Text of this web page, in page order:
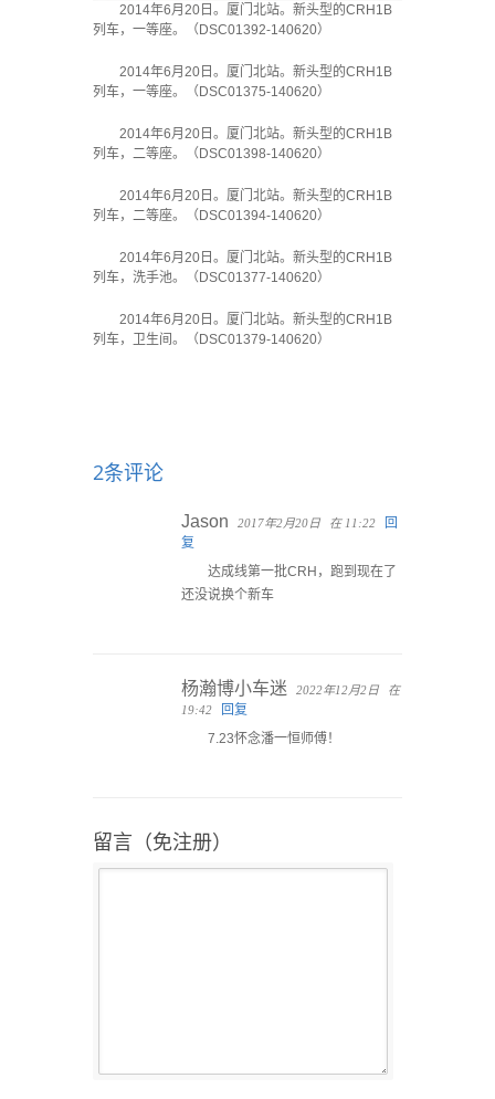
2014年6月20日。厦门北站。新头型的CRH1B
列车，一等座。（DSC01392-140620）
2014年6月20日。厦门北站。新头型的CRH1B
列车，一等座。（DSC01375-140620）
2014年6月20日。厦门北站。新头型的CRH1B
列车，二等座。（DSC01398-140620）
2014年6月20日。厦门北站。新头型的CRH1B
列车，二等座。（DSC01394-140620）
2014年6月20日。厦门北站。新头型的CRH1B
列车，洗手池。（DSC01377-140620）
2014年6月20日。厦门北站。新头型的CRH1B
列车，卫生间。（DSC01379-140620）
2条评论
Jason 2017年2月20日 在 11:22
回
复
达成线第一批CRH，跑到现在了
还没说换个新车
杨瀚博小车迷 2022年12月2日
在
19:42
回复
7.23怀念潘一恒师傅！
留言（免注册）